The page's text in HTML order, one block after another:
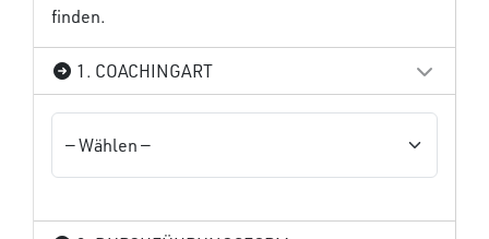
finden.
1. COACHINGART